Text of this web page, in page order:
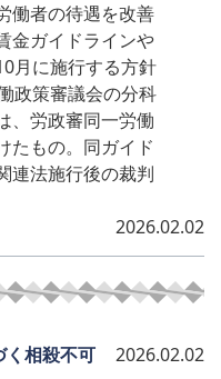
働者の待遇を改善
金ガイドラインや
月に施行する方針
政策審議会の分科
、労政審同一労働
たもの。同ガイド
連法施行後の裁判
2026.02.02
相殺不可
2026.02.02